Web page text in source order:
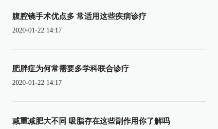
腹腔镜手术优点多 常适用这些疾病诊疗
2020-01-22 14:17
肥胖症为何常需要多学科联合诊疗
2020-01-22 14:17
减重减肥大不同 吸脂存在这些副作用你了解吗